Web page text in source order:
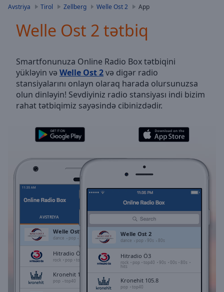
Play
Video
Skip
Backward
Skip
Forward
Mute
Current
Duration-:-
0.00%
Stream
TypeLIVE
LIVE
Remaining
Avstriya Tirol Zellberg Welle Ost 2 App
Welle Ost 2 tətbiq
Smartfonunuza Online Radio Box tətbiqini
yükləyin və Welle Ost 2və digər radio
stansiyalarını onlayn olaraq harada olursunuzsa
olun dinləyin! Sevdiyiniz radio stansiyası indi bizim
rahat tətbiqimiz sayəsində cibinizdədir.
AVSTRIYA
Welle Ost 2
dance pop 80s
Hitradio Ö3
rock pop top40 90s 00s hits
Kronehit 105.8
pop top40
Welle Ost 2
dance pop 90s 80s
Hitradio Ö3
rock pop top40 90s 00s 80s
hits
Kronehit 105.8
pop top40